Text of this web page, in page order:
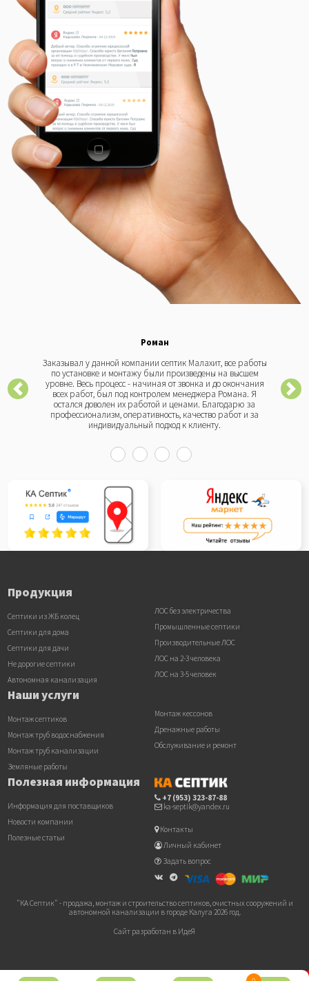
Роман
Заказывал у данной компании септик Малахит, все работы
по установке и монтажу были произведены на высшем
уровне. Весь процесс - начиная от звонка и до окончания
всех работ, был под контролем менеджера Романа. Я
остался доволен их работой и ценами. Благодарю за
профессионализм, оперативность, качество работ и за
индивидуальный подход к клиенту.
Продукция
Септики из ЖБ колец
Септики для дома
Септики для дачи
Не дорогие септики
Автономная канализация
ЛОС без электричества
Промышленные септики
Производительные ЛОС
ЛОС на 2-3 человека
ЛОС на 3-5 человек
Наши услуги
Монтаж септиков
Монтаж труб водоснабжения
Монтаж труб канализации
Земляные работы
Монтаж кессонов
Дренажные работы
Обслуживание и ремонт
Полезная информация
Информация для поставщиков
Новости компании
Полезные статьи
+7 (953) 323-87-88
ka-septik@yandex.ru
Контакты
Личный кабинет
Задать вопрос
"КА Септик" - продажа, монтаж и строительство септиков, очистных сооружений и
автономной канализации в городе Калуга 2026 год.
Сайт разработан в ИдеЯ